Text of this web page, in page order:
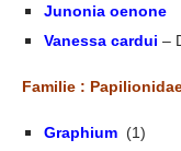
Junonia oenone
Vanessa cardui –
Familie :
Graphium (1)